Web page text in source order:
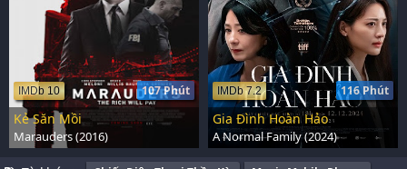
107 Phút
IMDb 10
Kẻ Săn Mồi
Marauders (2016)
116 Phút
IMDb 7.2
Gia Đình Hoàn Hảo
A Normal Family (2024)